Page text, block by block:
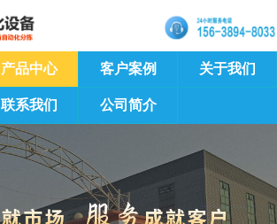
产品中心 客户案例 关于我们
联系我们 公司简介